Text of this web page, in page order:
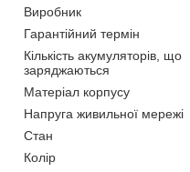
Виробник
Гарантійний термін
Кількість акумуляторів, що
заряджаються
Матеріал корпусу
Напруга живильної мережі
Стан
Колір